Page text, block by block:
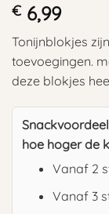
€6,99
Tonijnblokjes
toevoegingen.
deze blokjes
hoe hoger de
Vanaf 2
Vanaf 3